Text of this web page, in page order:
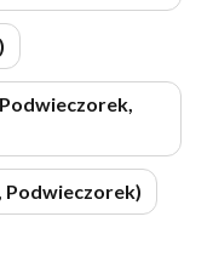
Podwieczorek)